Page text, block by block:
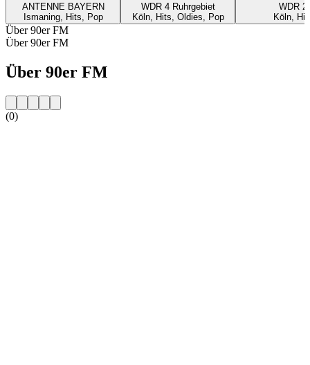
ANTENNE BAYERN
Ismaning, Hits, Pop
WDR 4 Ruhrgebiet
Köln, Hits, Oldies, Pop
WDR 2
Köln,
Über 90er FM
Über 90er FM
Über 90er FM
(0)